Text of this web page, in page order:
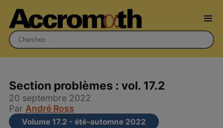
Rechercher :
Section problèmes : vol. 17.2
20 septembre 2022
Par André Ross
Volume 17.2 - été-automne 2022